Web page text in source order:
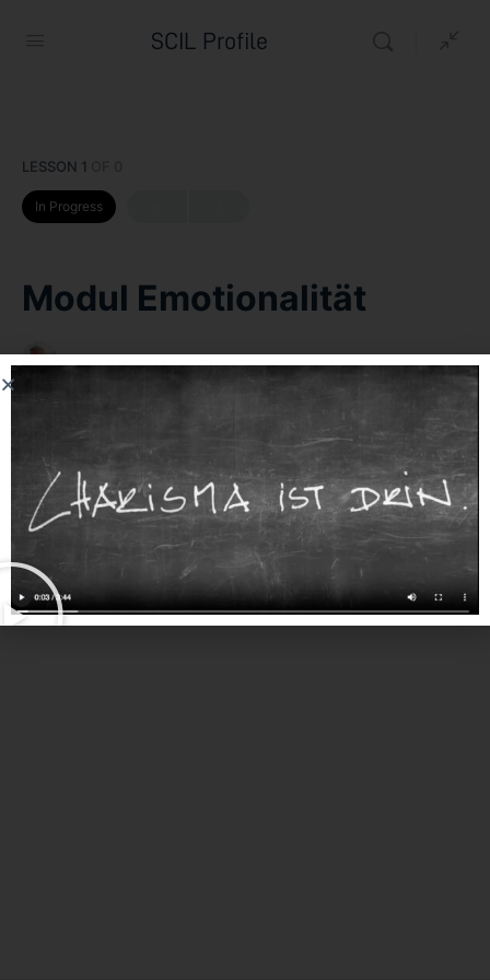
SCIL Profile
LESSON 1
In Progress
Modul Emotionalität
Andreas Bornhäußer 1. Juni 2026